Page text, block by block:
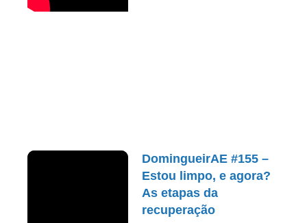
DomingueirAE #155 –
Estou limpo, e agora?
As etapas da
recuperação